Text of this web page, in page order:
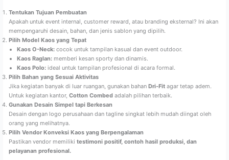
Tentukan Tujuan Pembuatan
Apakah untuk event internal, customer reward, atau branding eksternal? Ini akan
mempengaruhi desain, bahan, dan jenis sablon yang dipilih.
Pilih Model Kaos yang Tepat
Kaos O-Neck: cocok untuk tampilan kasual dan event outdoor.
Kaos Raglan: memberi kesan sporty dan dinamis.
Kaos Polo: ideal untuk tampilan profesional di acara formal.
Pilih Bahan yang Sesuai Aktivitas
Jika kegiatan banyak di luar ruangan, gunakan bahan Dri-Fitagar tetap adem.
Untuk kegiatan kantor, Cotton Combedadalah pilihan terbaik.
Gunakan Desain Simpel tapi Berkesan
Desain dengan logo perusahaan dan tagline singkat lebih mudah diingat oleh
orang yang melihatnya.
Pilih Vendor Konveksi Kaos yang Berpengalaman
Pastikan vendor memiliki testimoni positif, contoh hasil produksi, dan
pelayanan profesional.